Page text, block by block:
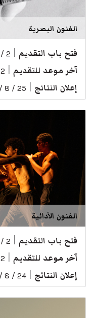
الفنون البصرية
فتح باب التقديم 2 / 2 / 2026
آخر موعد للتقديم 2 / 4 / 2026
إعلان النتائج 25 / 8 / 2026
الفنون الأدائية
فتح باب التقديم 2 / 2 / 2026
آخر موعد للتقديم 2 / 4 / 2026
إعلان النتائج 24 / 8 / 2026